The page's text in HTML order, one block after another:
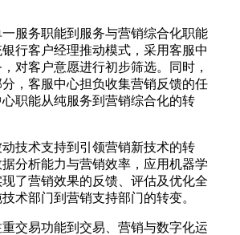
务职能到服务与营销综合化职能
行客户经理推动模式，采用客服中
对客户意愿进行初步筛选。同时，
，客服中心担负收集营销反馈的任
职能从纯服务到营销综合化的转
术支持到引领营销新技术的转
分析能力与营销效率，应用机器学
了营销效果的反馈、评估及优化全
术部门到营销支持部门的转变。
易功能到交易、营销与数字化运